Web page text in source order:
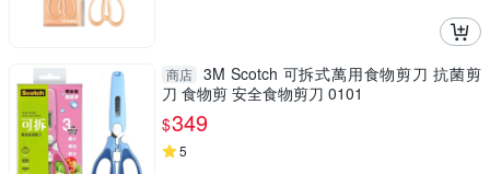
商店 3M Scotch 可拆式萬用食物剪刀 抗菌剪
刀 食物剪 安全食物剪刀 0101
$349
5